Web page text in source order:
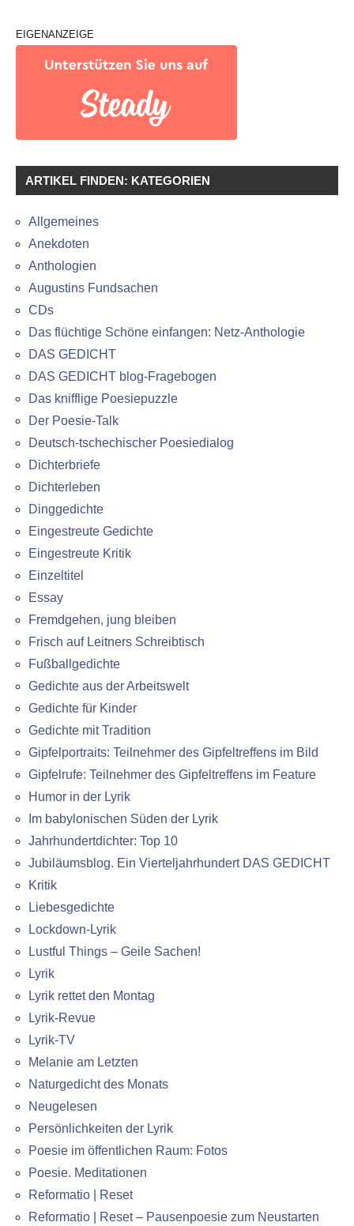
EIGENANZEIGE
ARTIKEL FINDEN: KATEGORIEN
Allgemeines
Anekdoten
Anthologien
Augustins Fundsachen
CDs
Das flüchtige Schöne einfangen: Netz-Anthologie
DAS GEDICHT
DAS GEDICHT blog-Fragebogen
Das knifflige Poesiepuzzle
Der Poesie-Talk
Deutsch-tschechischer Poesiedialog
Dichterbriefe
Dichterleben
Dinggedichte
Eingestreute Gedichte
Eingestreute Kritik
Einzeltitel
Essay
Fremdgehen, jung bleiben
Frisch auf Leitners Schreibtisch
Fußballgedichte
Gedichte aus der Arbeitswelt
Gedichte für Kinder
Gedichte mit Tradition
Gipfelportraits: Teilnehmer des Gipfeltreffens im Bild
Gipfelrufe: Teilnehmer des Gipfeltreffens im Feature
Humor in der Lyrik
Im babylonischen Süden der Lyrik
Jahrhundertdichter: Top 10
Jubiläumsblog. Ein Vierteljahrhundert DAS GEDICHT
Kritik
Liebesgedichte
Lockdown-Lyrik
Lustful Things – Geile Sachen!
Lyrik
Lyrik rettet den Montag
Lyrik-Revue
Lyrik-TV
Melanie am Letzten
Naturgedicht des Monats
Neugelesen
Persönlichkeiten der Lyrik
Poesie im öffentlichen Raum: Fotos
Poesie. Meditationen
Reformatio | Reset
Reformatio | Reset – Pausenpoesie zum Neustarten